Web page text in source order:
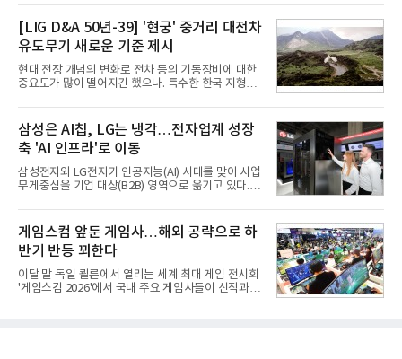
폼팩터 변화가 영향
지난해 5742억원의 순손실을 내며 신용등급 하향검
토 대상에 올라 있다. 두산의 연결 기준 부채비율도 인
수금융 1조원을 가정할 경우 200%에 근접한 191%
까지 오를 것으로 신용평가사들은 추산하고 있다.10
일 금융감독원 전자공시와 업계 등에 따르면 ㈜두산
은 지난달 31일 이사회를 열고 SK㈜가 보유한 SK실
트론 지분 70.61%를 인수하는 주식매매계약(SPA)
다. 매각 대상 지분은 SK㈜가
[LIG D&A 50년-39] '현궁' 중거리 대전차
유도무기 새로운 기준 제시
현대 전장 개념의 변화로 전차 등의 기동장비에 대한
중요도가 많이 떨어지긴 했으나. 특수한 한국 지형을
로 평가되고 있다. 그러나 우리 군이 운용 중인 대전차
무기는 관통력과 유효사거리 모두 만족스럽지 못해
적 전차 파괴에 효과적이지 못했다. 특히 노후화된 대
전차 무기에 대한 군수지원이 미흡해 전력 발휘가 어
려웠다.따라서 부족한 사거리의 한계를 극복하고 아
군의 생존성을 극대화할 수 있는 대전차 유도무기 개
발이 절실했다.2007년부터 국방과학연구소(ADD) 주
국산화에 의
삼성은 AI칩, LG는 냉각…전자업계 성장
축 'AI 인프라'로 이동
삼성전자와 LG전자가 인공지능(AI) 시대를 맞아 사업
무게중심을 기업 대상(B2B) 영역으로 옮기고 있다.
접어든 가운데 삼성전자는 AI 반도체를 중심으로 데
이터센터 생태계 공략을 강화하고 LG전자는 냉각솔
루션·전장·로봇 등 기업용 솔루션 사업 확대에 속도를
내고 있다.9일 업계에 따르면 LG전자는 2분기 생활가
전과 프리미엄 제품 경쟁력에 더해 B2B 사업 확대 효
과로 수익성을 방어한 반면 삼성전자는 디바이스경험
(DX) 부문의 TV·생활가전 수익성이 악화됐다. 대신 삼
게임스컴 앞둔 게임사…해외 공략으로 하
반기 반등 꾀한다
이달 말 독일 쾰른에서 열리는 세계 최대 게임 전시회
'게임스컴 2026'에서 국내 주요 게임사들이 신작과 글